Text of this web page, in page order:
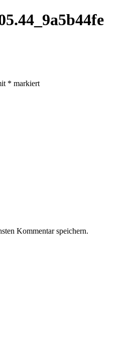
* markiert
Kommentar speichern.